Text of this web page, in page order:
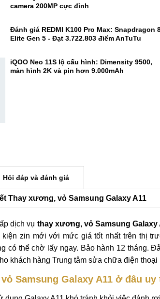
Trên tay REDMI K100 Pro: Pin 9000mAh và
camera 200MP cực đỉnh
iQOO Neo 11S lộ cấu hình: Dimensity 9500,
màn hình 2K và pin hơn 9.000mAh
Hỏi đáp và đánh giá
Thay xương, vỏ Samsung Galaxy A11